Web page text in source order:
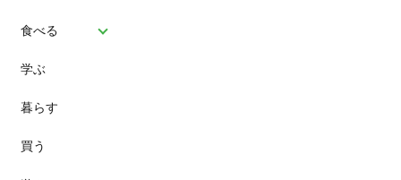
食べる
パン
スイーツ
ランチ
学ぶ
暮らす
買う